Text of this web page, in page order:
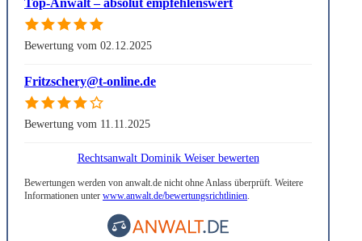
Top-Anwalt – absolut empfehlenswert
Bewertung vom 02.12.2025
Fritzschery@t-online.de
Bewertung vom 11.11.2025
Rechtsanwalt Dominik Weiser bewerten
Bewertungen werden von anwalt.de nicht ohne Anlass überprüft. Weitere
Informationen unter www.anwalt.de/bewertungsrichtlinien.